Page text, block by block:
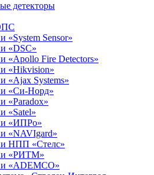
детекторы
«System Sensor»
«DSC»
«Apollo Fire Detectors»
«Hikvision»
«Ajax Systems»
«Си-Норд»
«Paradox»
«Satel»
«ИПРо»
«NAVIgard»
НПП «Стелс»
«РИТМ»
«ADEMCO»